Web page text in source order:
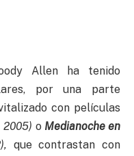
Allen ha tenido
por una parte
con películas
2005) o Medianoche en
que contrastan con